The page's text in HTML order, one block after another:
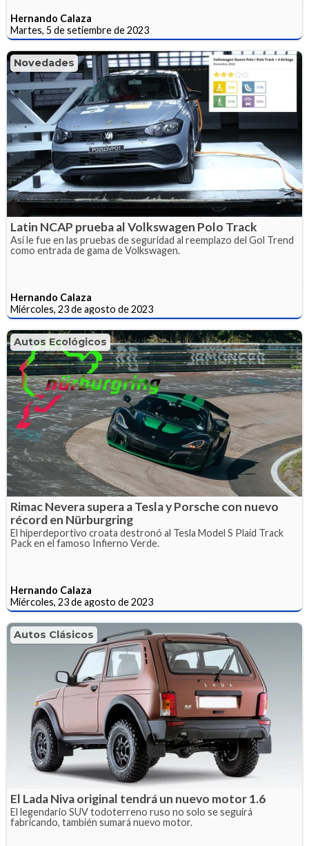
Hernando Calaza
Martes, 5 de setiembre de 2023
Novedades
Latin NCAP prueba al Volkswagen Polo Track
Así le fue en las pruebas de seguridad al reemplazo del Gol Trend
como entrada de gama de Volkswagen.
Hernando Calaza
Miércoles, 23 de agosto de 2023
Autos Ecológicos
Rimac Nevera supera a Tesla y Porsche con nuevo
récord en Nürburgring
El hiperdeportivo croata destronó al Tesla Model S Plaid Track
Pack en el famoso Infierno Verde.
Hernando Calaza
Miércoles, 23 de agosto de 2023
Autos Clásicos
El Lada Niva original tendrá un nuevo motor 1.6
El legendario SUV todoterreno ruso no solo se seguirá
fabricando, también sumará nuevo motor.